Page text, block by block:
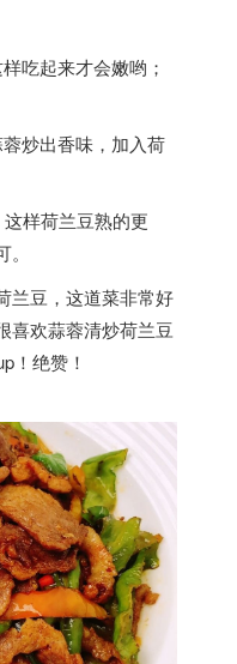
吃起来才会嫩哟；
炒出香味，加入荷
这样荷兰豆熟的更
兰豆，这道菜非常好
喜欢蒜蓉清炒荷兰豆
！绝赞！